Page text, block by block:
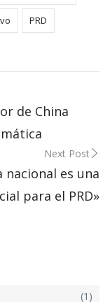
PRD
de China
Next Post
nacional es una
para el PRD»
(1)